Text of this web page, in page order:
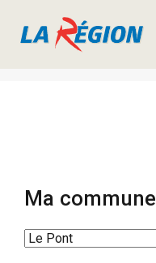
Ma commune